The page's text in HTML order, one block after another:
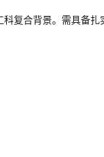
复合背景。需具备